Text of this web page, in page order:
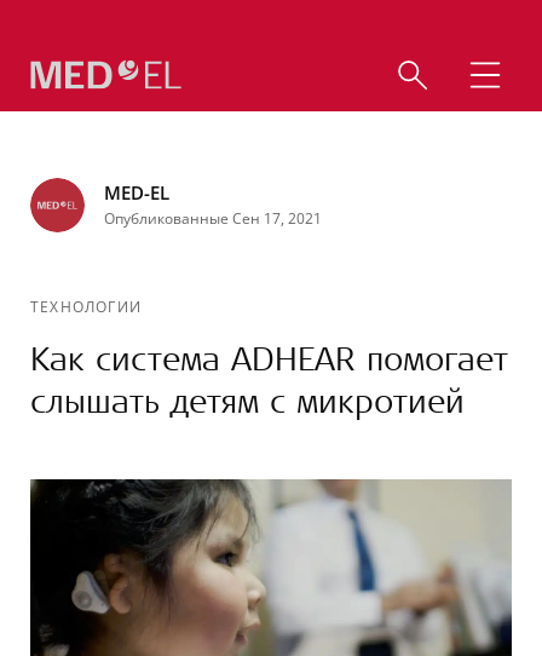
MED-EL
Опубликованные Сен 17, 2021
ТЕХНОЛОГИИ
Как система ADHEAR помогает
слышать детям с микротией